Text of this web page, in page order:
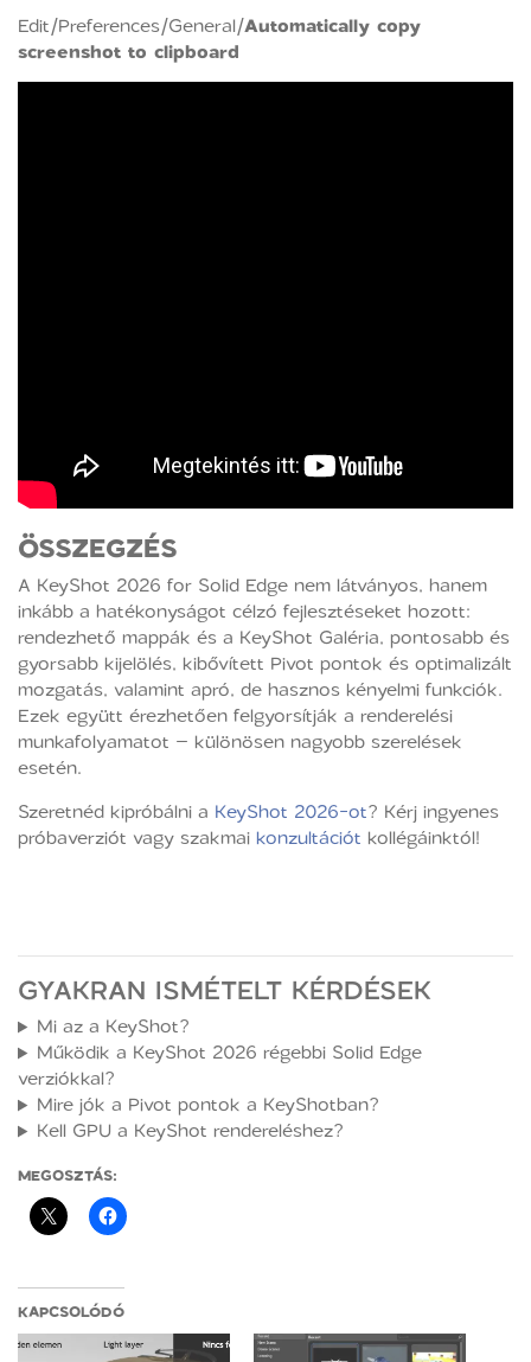
Edit/Preferences/General/Automatically copy
screenshot to clipboard
ÖSSZEGZÉS
A KeyShot 2026 for Solid Edge nem látványos, hanem
inkább a hatékonyságot célzó fejlesztéseket hozott:
rendezhető mappák és a KeyShot Galéria, pontosabb és
gyorsabb kijelölés, kibővített Pivot pontok és optimalizált
mozgatás, valamint apró, de hasznos kényelmi funkciók.
Ezek együtt érezhetően felgyorsítják a renderelési
munkafolyamatot – különösen nagyobb szerelések
esetén.
Szeretnéd kipróbálni a KeyShot 2026-ot? Kérj ingyenes
próbaverziót vagy szakmaikonzultációt kollégáinktól!
GYAKRAN ISMÉTELT KÉRDÉSEK
Mi az a KeyShot?
Működik a KeyShot 2026 régebbi Solid Edge
verziókkal?
Mire jók a Pivot pontok a KeyShotban?
Kell GPU a KeyShot rendereléshez?
MEGOSZTÁS:
KAPCSOLÓDÓ